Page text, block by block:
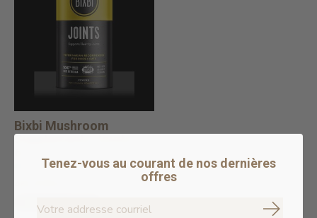
Bixbi Mushroom
Supplements Joints
En stock en ligne
Tenez-vous au courant de nos dernières
offres